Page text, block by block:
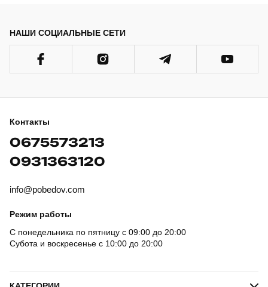
НАШИ СОЦИАЛЬНЫЕ СЕТИ
Контакты
0675573213
0931363120
info@pobedov.com
Режим работы
С понедельника по пятницу с 09:00 до 20:00
Субота и воскресенье с 10:00 до 20:00